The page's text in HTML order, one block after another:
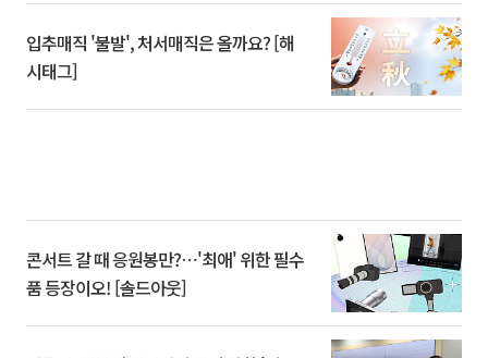
입추매직 '불발', 처서매직은 올까요? [해
시태그]
콘서트 갈 때 응원봉만?⋯'최애' 위한 필수
품 등장이오! [솔드아웃]